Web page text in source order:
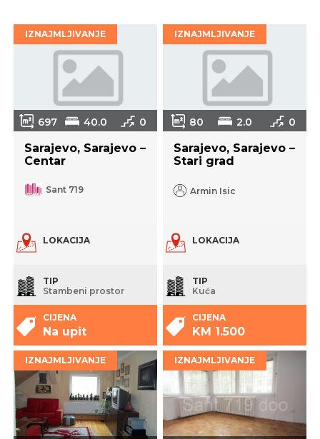
IZNAJMLJIVANJE
697 40.0 0
Sarajevo, Sarajevo –
Centar
Sant 719
LOKACIJA
TIP
Stambeni prostor
CIJENA
Na upit
IZNAJMLJIVANJE
80 2.0 0
Sarajevo, Sarajevo –
Stari grad
Armin Isic
LOKACIJA
TIP
Kuća
CIJENA
KM 1.500
IZNAJMLJIVANJE IZNAJMLJIVANJE